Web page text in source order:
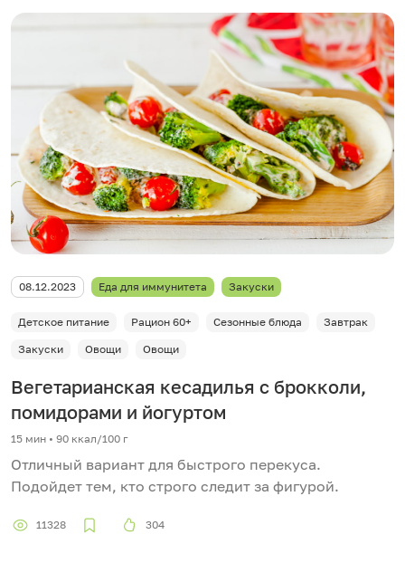
08.12.2023 Еда для иммунитета Закуски
Детское питание Рацион 60+ Сезонные блюда
Завтрак
Закуски
Овощи Овощи
Вегетарианская кесадилья с брокколи,
помидорами и йогуртом
15 мин • 90 ккал/100 г
Отличный вариант для быстрого перекуса.
Подойдет тем, кто строго следит за фигурой.
11328 304